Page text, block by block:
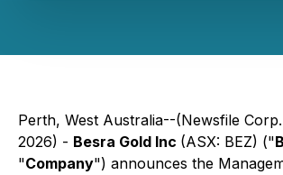
Perth, West Australia--(Newsfile
2026) - Besra Gold Inc (ASX: BEZ) ("
"Company") announces the